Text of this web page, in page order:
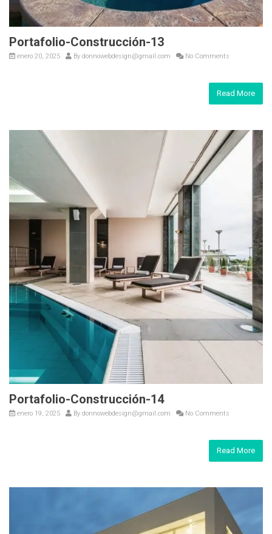
Portafolio-Construcción-13
enero 20, 2025 By donnowebdesign@gmail.com No Comments
Read More
Portafolio-Construcción-14
enero 19, 2025 By donnowebdesign@gmail.com No Comments
Read More